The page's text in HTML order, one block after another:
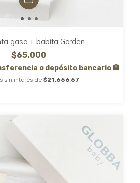
gasa + babita Garden
$65.000
o depósito bancario 🏦
sin interés de $21.666,67